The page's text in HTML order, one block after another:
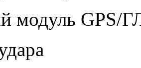
модуль GPS/